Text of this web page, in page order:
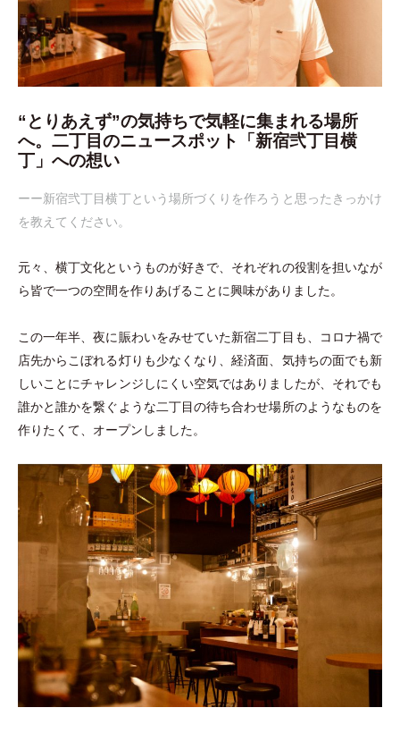
“とりあえず”の気持ちで気軽に集まれる場所
へ。二丁目のニュースポット「新宿弐丁目横
丁」 への想い
ーー新宿弐丁目横丁という場所づくりを作ろうと思ったきっかけ
を教えてください。
元々、横丁文化というものが好きで、それぞれの役割を担いなが
ら皆で一つの空間を作りあげることに興味がありました。
この一年半、夜に賑わいをみせていた新宿二丁目も、コロナ禍で
店先からこぼれる灯りも少なくなり、経済面、気持ちの面でも新
しいことにチャレンジしにくい空気ではありましたが、それでも
誰かと誰かを繋ぐような二丁目の待ち合わせ場所のようなものを
作りたくて、オープンしました。